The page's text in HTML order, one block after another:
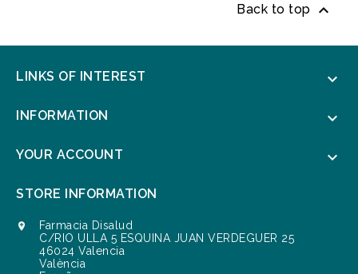
Back to top 
LINKS OF INTEREST 
INFORMATION 
YOUR ACCOUNT 
STORE INFORMATION

Farmacia Disalud
C/RIO ULLA 5 ESQUINA JUAN VERDEGUER 25
46024 Valencia
València